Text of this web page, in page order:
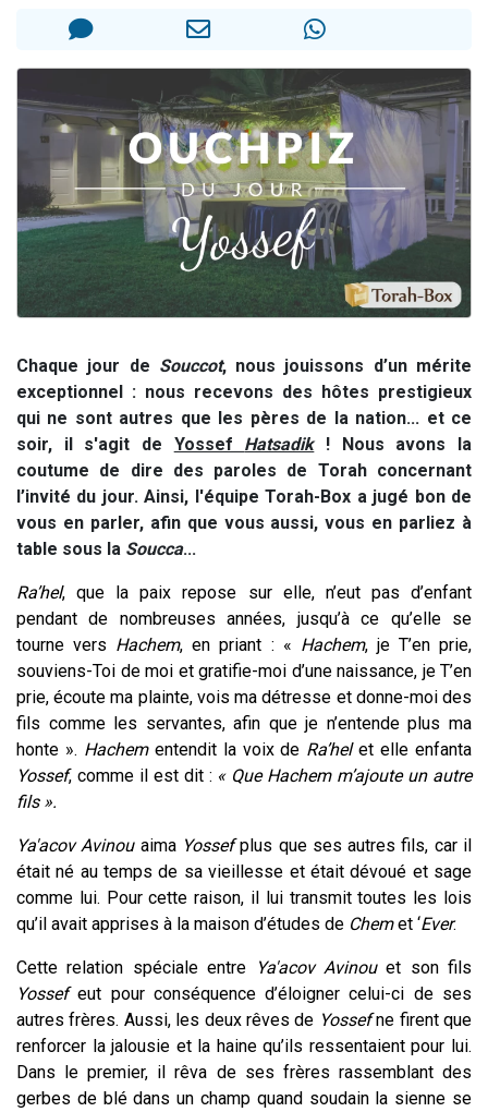
3 personnes viennent de faire un don pour 5 jours de vacances aux Orphelins
Odaya vient de donner son Maasser
2 personnes viennent de faire un don pour Tsédaka : pauvres d'Israel
Chaque jour de Souccot, nous jouissons d’un mérite
exceptionnel : nous recevons des hôtes prestigieux
qui ne sont autres que les pères de la nation... et ce
soir, il s'agit de Yossef Hatsadik! Nous avons la
coutume de dire des paroles de Torah concernant
l’invité du jour. Ainsi, l'équipe Torah-Box a jugé bon de
vous en parler, afin que vous aussi, vous en parliez à
table sous la Soucca...
Ra’hel, que la paix repose sur elle, n’eut pas d’enfant
pendant de nombreuses années, jusqu’à ce qu’elle se
tourne vers Hachem, en priant : « Hachem, je T’en prie,
souviens-Toi de moi et gratifie-moi d’une naissance, je T’en
prie, écoute ma plainte, vois ma détresse et donne-moi des
fils comme les servantes, afin que je n’entende plus ma
honte ». Hachementendit la voix de Ra’helet elle enfanta
Yossef, comme il est dit : « Que Hachem m’ajoute un autre
fils ».
Ya'acov Avinouaima Yossefplus que ses autres fils, car il
était né au temps de sa vieillesse et était dévoué et sage
comme lui. Pour cette raison, il lui transmit toutes les lois
qu’il avait apprises à la maison d’études de Chemet ‘Ever.
Cette relation spéciale entre Ya'acov Avinouet son fils
Yossefeut pour conséquence d’éloigner celui-ci de ses
autres frères. Aussi, les deux rêves de Yossefne firent que
renforcer la jalousie et la haine qu’ils ressentaient pour lui.
Dans le premier, il rêva de ses frères rassemblant des
gerbes de blé dans un champ quand soudain la sienne se